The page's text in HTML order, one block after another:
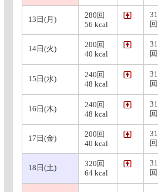
13日(月)
280回
56 kcal
回
14日(火)
200回
40 kcal
回
15日(水)
240回
48 kcal
回
16日(木)
240回
48 kcal
回
17日(金)
200回
40 kcal
回
18日(土)
320回
64 kcal
回